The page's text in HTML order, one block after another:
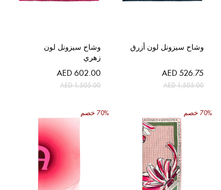
وشاح سيزونل لون أزرق
السعر
الخاص
AED 526.75
AED 1,505.00
وشاح سيزونل لون
زهري
السعر
الخاص
AED 602.00
AED 1,505.00
70% خصم 70% خصم